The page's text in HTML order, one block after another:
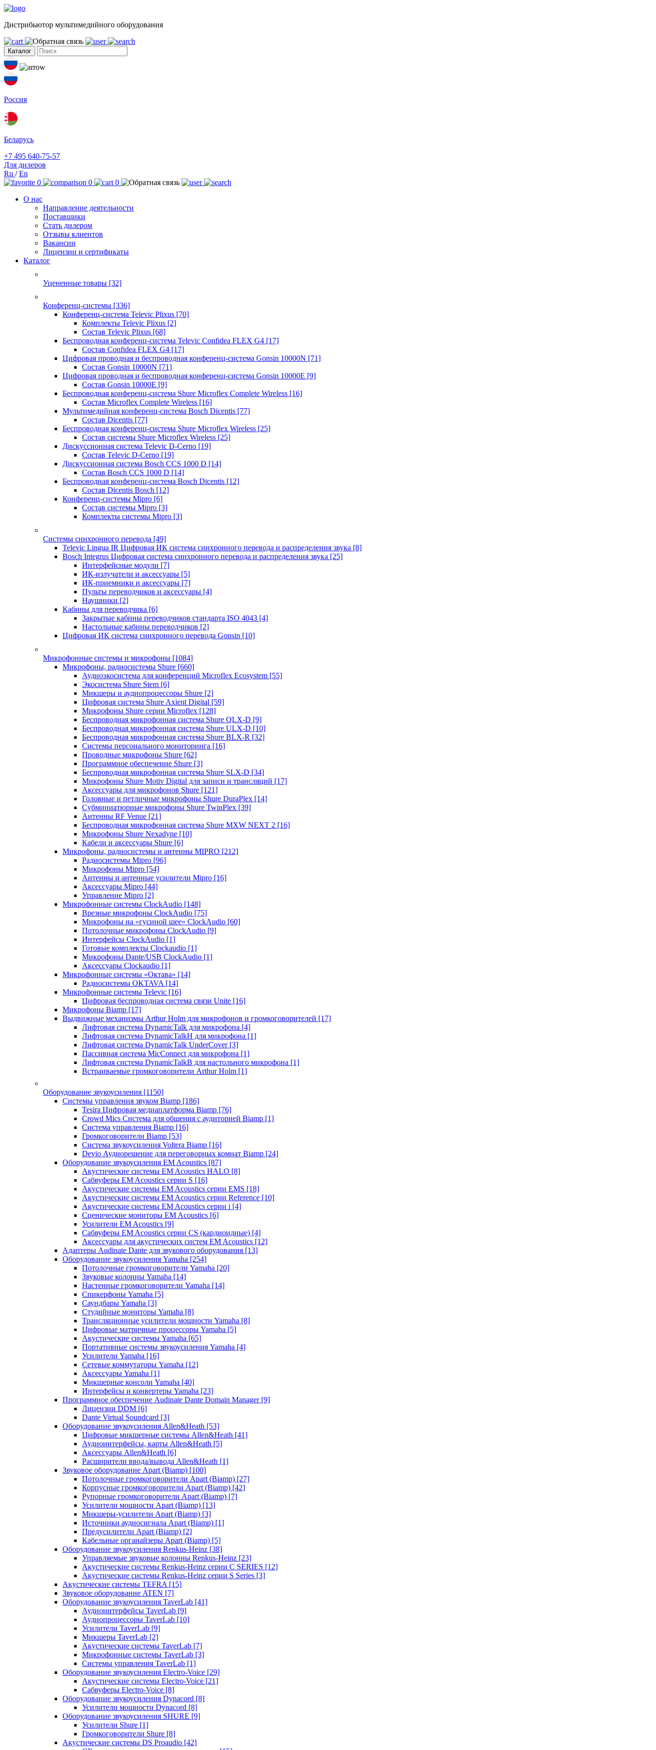
Дистрибьютор мультимедийного оборудования
Каталог
Россия
Беларусь
+7 495 640-75-57
Для дилеров
Ru /En
0
0
0
О нас
Направление деятельности
Поставщики
Стать дилером
Отзывы клиентов
Вакансии
Лицензии и сертификаты
Каталог
Уцененные товары [32]
Конференц-системы [336]
Конференц-система Televic Plixus [70]
Комплекты Televic Plixus [2]
Состав Televic Plixus [68]
Беспроводная конференц-система Televic Confidea FLEX G4 [17]
Состав Confidea FLEX G4 [17]
Цифровая проводная и беспроводная конференц-система Gonsin 10000N [71]
Состав Gonsin 10000N [71]
Цифровая проводная и беспроводная конференц-система Gonsin 10000E [9]
Состав Gonsin 10000E [9]
Беспроводная конференц-система Shure Microflex Complete Wireless [16]
Состав Microflex Complete Wireless [16]
Мультимедийная конференц-система Bosch Dicentis [77]
Состав Dicentis [77]
Беспроводная конференц-система Shure Microflex Wireless [25]
Состав системы Shure Microflex Wireless [25]
Дискуссионная система Televic D-Cerno [19]
Состав Televic D-Cerno [19]
Дискуссионная система Bosch CCS 1000 D [14]
Состав Bosch CCS 1000 D [14]
Беспроводная конференц-система Bosch Dicentis [12]
Состав Dicentis Bosch [12]
Конференц-системы Mipro [6]
Состав системы Mipro [3]
Комплекты системы Mipro [3]
Системы синхронного перевода [49]
Televic Lingua IR Цифровая ИК система синхронного перевода и распределения звука [8]
Bosch Integrus Цифровая система синхронного перевода и распределения звука [25]
Интерфейсные модули [7]
ИК-излучатели и аксессуары [5]
ИК-приемники и аксессуары [7]
Пульты переводчиков и аксессуары [4]
Наушники [2]
Кабины для переводчика [6]
Закрытые кабины переводчиков стандарта ISO 4043 [4]
Настольные кабины переводчиков [2]
Цифровая ИК система синхронного перевода Gonsin [10]
Микрофонные системы и микрофоны [1084]
Микрофоны, радиосистемы Shure [660]
Аудиоэкосистема для конференций Microflex Ecosystem [55]
Экосистема Shure Stem [6]
Микшеры и аудиопроцессоры Shure [2]
Цифровая система Shure Axient Digital [59]
Микрофоны Shure серии Microflex [128]
Беспроводная микрофонная система Shure QLX-D [9]
Беспроводная микрофонная система Shure ULX-D [10]
Беспроводная микрофонная система Shure BLX-R [32]
Системы персонального мониторинга [16]
Проводные микрофоны Shure [62]
Программное обеспечение Shure [3]
Беспроводная микрофонная система Shure SLX-D [34]
Микрофоны Shure Motiv Digital для записи и трансляций [17]
Аксессуары для микрофонов Shure [121]
Головные и петличные микрофоны Shure DuraPlex [14]
Субминиатюрные микрофоны Shure TwinPlex [39]
Антенны RF Venue [21]
Беспроводная микрофонная система Shure MXW NEXT 2 [16]
Микрофоны Shure Nexadyne [10]
Кабели и аксессуары Shure [6]
Микрофоны, радиосистемы и антенны MIPRO [212]
Радиосистемы Mipro [96]
Микрофоны Mipro [54]
Антенны и антенные усилители Mipro [16]
Аксессуары Mipro [44]
Управление Mipro [2]
Микрофонные системы ClockAudio [148]
Врезные микрофоны ClockAudio [75]
Микрофоны на «гусиной шее» ClockAudio [60]
Потолочные микрофоны ClockAudio [9]
Интерфейсы ClockAudio [1]
Готовые комплекты Clockaudio [1]
Микрофоны Dante/USB ClockAudio [1]
Аксессуары Clockaudio [1]
Микрофонные системы «Октава» [14]
Радиосистемы OKTAVA [14]
Микрофонные системы Televic [16]
Цифровая беспроводная система связи Unite [16]
Микрофоны Biamp [17]
Выдвижные механизмы Arthur Holm для микрофонов и громкоговорителей [17]
Лифтовая система DynamicTalk для микрофона [4]
Лифтовая система DynamicTalkH для микрофона [1]
Лифтовая система DynamicTalk UnderCover [3]
Пассивная система MicConnect для микрофона [1]
Лифтовая система DynamicTalkB для настольного микрофона [1]
Встраиваемые громкоговорители Arthur Holm [1]
Оборудование звукоусиления [1150]
Системы управления звуком Biamp [186]
Tesira Цифровая медиаплатформа Biamp [76]
Crowd Mics Система для общения с аудиторией Biamp [1]
Система управления Biamp [16]
Громкоговорители Biamp [53]
Система звукоусиления Voltera Biamp [16]
Devio Аудиорешение для переговорных комнат Biamp [24]
Оборудование звукоусиления EM Acoustics [87]
Акустические системы EM Acoustics HALO [8]
Сабвуферы EM Acoustics серии S [16]
Акустические системы EM Acoustics серии EMS [18]
Акустические системы EM Acoustics серии Reference [10]
Акустические системы EM Acoustics серии i [4]
Сценические мониторы EM Acoustics [6]
Усилители EM Acoustics [9]
Сабвуферы EM Acoustics серии CS (кардиоидные) [4]
Аксессуары для акустических систем EM Acoustics [12]
Адаптеры Audinate Dante для звукового оборудования [13]
Оборудование звукоусиления Yamaha [254]
Потолочные громкоговорители Yamaha [20]
Звуковые колонны Yamaha [14]
Настенные громкоговорители Yamaha [14]
Спикерфоны Yamaha [5]
Саундбары Yamaha [3]
Студийные мониторы Yamaha [8]
Трансляционные усилители мощности Yamaha [8]
Цифровые матричные процессоры Yamaha [5]
Акустические системы Yamaha [65]
Портативные системы звукоусиления Yamaha [4]
Усилители Yamaha [16]
Сетевые коммутаторы Yamaha [12]
Аксессуары Yamaha [1]
Микшерные консоли Yamaha [40]
Интерфейсы и конвертеры Yamaha [23]
Программное обеспечение Audinate Dante Domain Manager [9]
Лицензии DDM [6]
Dante Virtual Soundcard [3]
Оборудование звукоусиления Allen&Heath [53]
Цифровые микшерные системы Allen&Heath [41]
Аудиоинтерфейсы, карты Allen&Heath [5]
Аксессуары Allen&Heath [6]
Расширители ввода/вывода Allen&Heath [1]
Звуковое оборудование Apart (Biamp) [100]
Потолочные громкоговорители Apart (Biamp) [27]
Корпусные громкоговорители Apart (Biamp) [42]
Рупорные громкоговорители Apart (Biamp) [7]
Усилители мощности Apart (Biamp) [13]
Микшеры-усилители Apart (Biamp) [3]
Источники аудиосигнала Apart (Biamp) [1]
Предусилители Apart (Biamp) [2]
Кабельные органайзеры Apart (Biamp) [5]
Оборудование звукоусиления Renkus-Heinz [38]
Управляемые звуковые колонны Renkus-Heinz [23]
Акустические системы Renkus-Heinz серии C SERIES [12]
Акустические системы Renkus-Heinz серии S Series [3]
Акустические системы TEFRA [15]
Звуковое оборудование ATEN [7]
Оборудование звукоусиления TaverLab [41]
Аудиоинтерфейсы TaverLab [9]
Аудиопроцессоры TaverLab [10]
Усилители TaverLab [9]
Микшеры TaverLab [2]
Акустические системы TaverLab [7]
Микрофонные системы TaverLab [3]
Системы управления TaverLab [1]
Оборудование звукоусиления Electro-Voice [29]
Акустические системы Electro-Voice [21]
Сабвуферы Electro-Voice [8]
Оборудование звукоусиления Dynacord [8]
Усилители мощности Dynacord [8]
Оборудование звукоусиления SHURE [9]
Усилители Shure [1]
Громкоговорители Shure [8]
Акустические системы DS Proaudio [42]